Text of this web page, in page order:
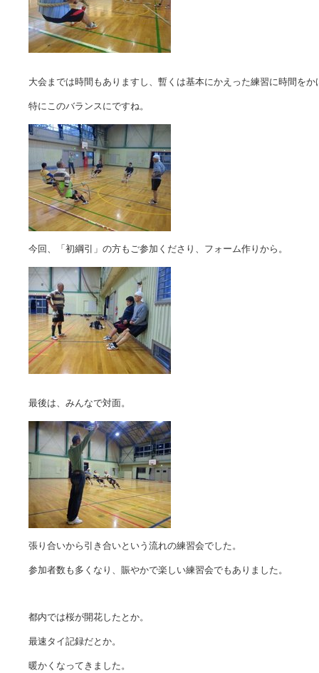
大会までは時間もありますし、暫くは基本にかえった練習に時間を
特にこのバランスにですね。
今回、「初綱引」の方もご参加くださり、フォーム作りから。
最後は、みんなで対面。
張り合いから引き合いという流れの練習会でした。
参加者数も多くなり、賑やかで楽しい練習会でもありました。
都内では桜が開花したとか。
最速タイ記録だとか。
暖かくなってきました。